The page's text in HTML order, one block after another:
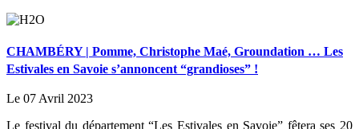
CHAMBÉRY | Pomme, Christophe Maé, Groundation … Les
Estivales en Savoie s’annoncent “grandioses” !
Le 07 Avril 2023
Le festival du département “Les Estivales en Savoie” fêtera ses 20